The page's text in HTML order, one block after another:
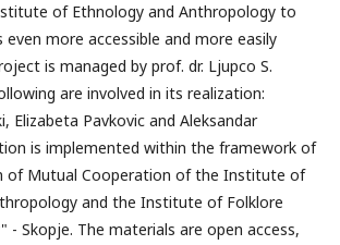
of Ethnology and Anthropology to
more accessible and more easily
is managed by prof. dr. Ljupco S.
are involved in its realization:
Elizabeta Pavkovic and Aleksandar
is implemented within the framework of
of Mutual Cooperation of the Institute of
and the Institute of Folklore
- Skopje. The materials are open access,